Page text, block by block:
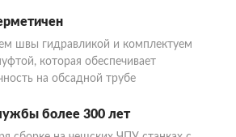
швы гидравликой и комплектуем
которая обеспечивает
на обсадной трубе
более 300 лет